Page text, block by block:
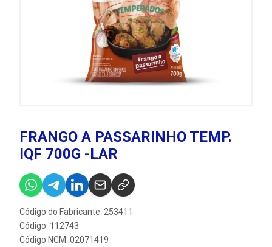
FRANGO A PASSARINHO TEMP.
IQF 700G -LAR
Código do Fabricante: 253411
Código: 112743
Código NCM: 02071419